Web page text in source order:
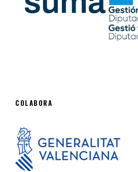
COLABORA